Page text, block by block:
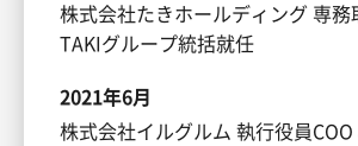
株式会社たきホールディング 専務
TAKIグループ統括就任
2021年6月
株式会社イルグルム 執行役員